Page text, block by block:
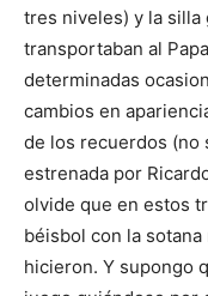
tres niveles) y la silla
transportaban al
determinadas
cambios en
de los recuerdos (no
estrenada por
olvide que en estos
béisbol con la
hicieron. Y supongo